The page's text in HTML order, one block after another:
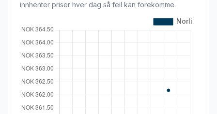
innhenter priser hver dag så feil kan forekomme.